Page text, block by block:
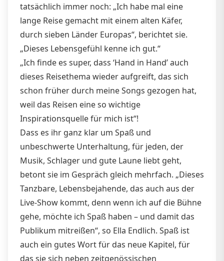
tatsächlich immer noch: „Ich habe mal eine
lange Reise gemacht mit einem alten Käfer,
durch sieben Länder Europas“, berichtet sie.
„Dieses Lebensgefühl kenne ich gut.“
„Ich finde es super, dass ‘Hand in Hand’ auch
dieses Reisethema wieder aufgreift, das sich
schon früher durch meine Songs gezogen hat,
weil das Reisen eine so wichtige
Inspirationsquelle für mich ist“!
Dass es ihr ganz klar um Spaß und
unbeschwerte Unterhaltung, für jeden, der
Musik, Schlager und gute Laune liebt geht,
betont sie im Gespräch gleich mehrfach. „Dieses
Tanzbare, Lebensbejahende, das auch aus der
Live-Show kommt, denn wenn ich auf die Bühne
gehe, möchte ich Spaß haben – und damit das
Publikum mitreißen“, so Ella Endlich. Spaß ist
auch ein gutes Wort für das neue Kapitel, für
das sie sich neben zeitgenössischen